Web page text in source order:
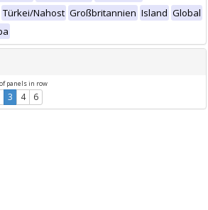
Türkei/Nahost Großbritannien Island Global
panels in row
3 4 6